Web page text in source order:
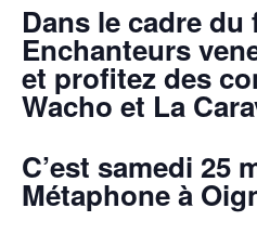
Dans le cadre
Enchanteurs
et profitez des
Wacho et La
C’est samedi 25
Métaphone à